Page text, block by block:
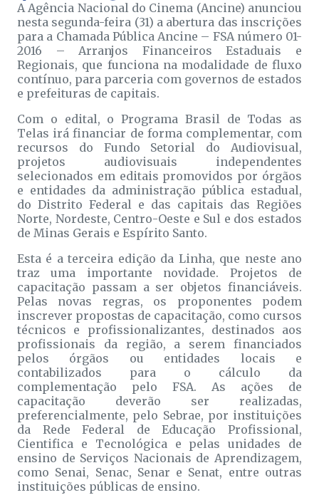
A Agência Nacional do Cinema (Ancine) anunciou
nesta segunda-feira (31) a abertura das inscrições
para a Chamada Pública Ancine – FSA número 01-
2016 – Arranjos Financeiros Estaduais e
Regionais, que funciona na modalidade de fluxo
contínuo, para parceria com governos de estados
e prefeituras de capitais.
Com o edital, o Programa Brasil de Todas as
Telas irá financiar de forma complementar, com
recursos do Fundo Setorial do Audiovisual,
projetos audiovisuais independentes
selecionados em editais promovidos por órgãos
e entidades da administração pública estadual,
do Distrito Federal e das capitais das Regiões
Norte, Nordeste, Centro-Oeste e Sul e dos estados
de Minas Gerais e Espírito Santo.
Esta é a terceira edição da Linha, que neste ano
traz uma importante novidade. Projetos de
capacitação passam a ser objetos financiáveis.
Pelas novas regras, os proponentes podem
inscrever propostas de capacitação, como cursos
técnicos e profissionalizantes, destinados aos
profissionais da região, a serem financiados
pelos órgãos ou entidades locais e
contabilizados para o cálculo da
complementação pelo FSA. As ações de
capacitação deverão ser realizadas,
preferencialmente, pelo Sebrae, por instituições
da Rede Federal de Educação Profissional,
Cientifica e Tecnológica e pelas unidades de
ensino de Serviços Nacionais de Aprendizagem,
como Senai, Senac, Senar e Senat, entre outras
instituições públicas de ensino.